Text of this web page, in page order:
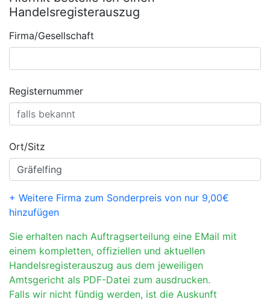
Handelsregisterauszug
Firma/Gesellschaft
Registernummer
Ort/Sitz
+ Weitere Firma zum Sonderpreis von nur 9,00€
hinzufügen
Sie erhalten nach Auftragserteilung eine EMail mit
einem kompletten, offiziellen und aktuellen
Handelsregisterauszug aus dem jeweiligen
Amtsgericht als PDF-Datei zum ausdrucken.
Falls wir nicht fündig werden, ist die Auskunft